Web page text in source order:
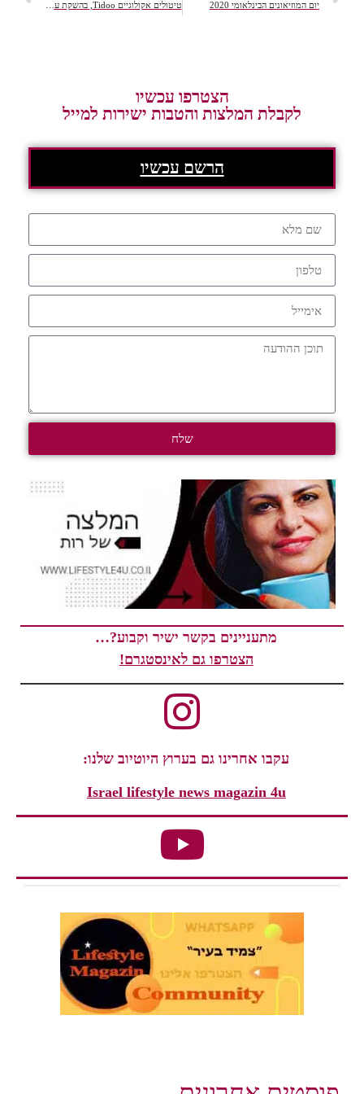
2020 טיטולים אקולוגיים Tidoo, בהשקת ענק בישראל.
המלצות והטבות ישירות למייל
בקשר ישיר וקבוע?…
הצטרפו גם לאינסטגרם!
אחרינו גם בערוץ היוטיוב שלנו:
Israel lifestyle news